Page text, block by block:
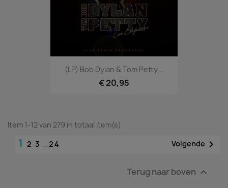
(LP) Bob Dylan & Tom Petty...
€ 20,95
Item 1-12 van 279 in totaal item(s)
1 2 3 24 Volgende 
Terug naar boven 